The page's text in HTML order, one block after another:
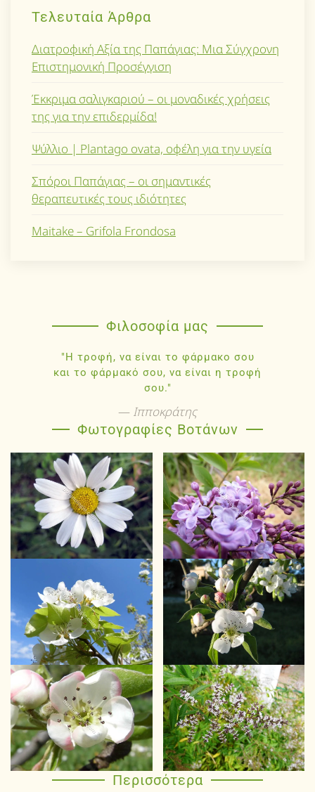
Τελευταία Άρθρα
Διατροφική Αξία της Παπάγιας: Μια Σύγχρονη
Επιστημονική Προσέγγιση
Έκκριμα σαλιγκαριού – οι μοναδικές χρήσεις
της για την επιδερμίδα!
Ψύλλιο | Plantago ovata, οφέλη για την υγεία
Σπόροι Παπάγιας – οι σημαντικές
θεραπευτικές τους ιδιότητες
Maitake – Grifola Frondosa
Φιλοσοφία μας
"Η τροφή, να είναι το φάρμακο σου
και το φάρμακό σου, να είναι η τροφή
σου."
Ιπποκράτης
Φωτογραφίες Βοτάνων
Περισσότερα